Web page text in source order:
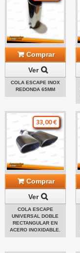
Comprar
Ver
COLA ESCAPE INOX
REDONDA 65MM
33,00 €
Comprar
Ver
COLA ESCAPE
UNIVERSAL DOBLE
RECTANGULAR EN
ACERO INOXIDABLE.